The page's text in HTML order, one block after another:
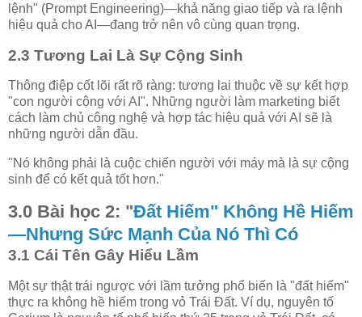
lệnh" (Prompt Engineering)—khả năng giao tiếp và ra lệnh
hiệu quả cho AI—đang trở nên vô cùng quan trọng.
2.3 Tương Lai Là Sự Cộng Sinh
Thông điệp cốt lõi rất rõ ràng: tương lai thuộc về sự kết hợp
"con người cộng với AI". Những người làm marketing biết
cách làm chủ công nghệ và hợp tác hiệu quả với AI sẽ là
những người dẫn đầu.
"Nó không phải là cuộc chiến người với máy mà là sự cộng
sinh để có kết quả tốt hơn."
3.0 Bài học 2: "Đất Hiếm" Không Hề Hiếm
—Nhưng Sức Mạnh Của Nó Thì Có
3.1 Cái Tên Gây Hiểu Lầm
Một sự thật trái ngược với lầm tưởng phổ biến là "đất hiếm"
thực ra không hề hiếm trong vỏ Trái Đất. Ví dụ, nguyên tố